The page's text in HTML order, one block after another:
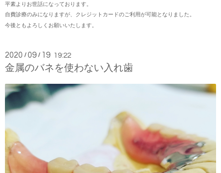
平素よりお世話になっております。
自費診療のみになりますが、クレジットカードのご利用が可能となりました。
今後ともよろしくお願いいたします。
2020 /09 / 19 19:22
金属のバネを使わない入れ歯